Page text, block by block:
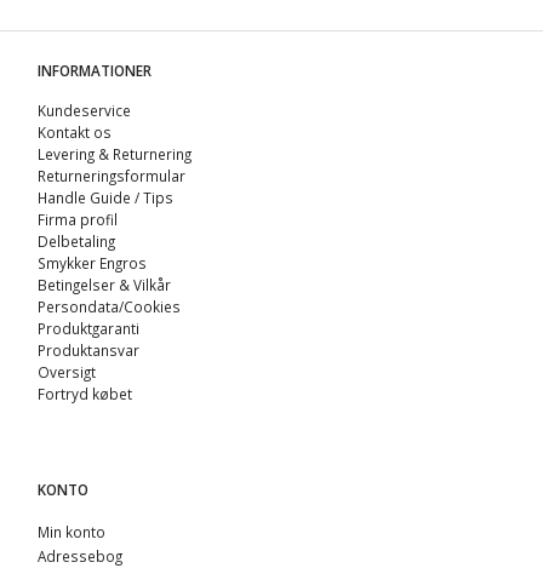
INFORMATIONER
Kundeservice
Kontakt os
Levering & Returnering
Returneringsformular
Handle Guide / Tips
Firma profil
Delbetaling
Smykker Engros
Betingelser & Vilkår
Persondata/Cookies
Produktgaranti
Produktansvar
Oversigt
Fortryd købet
KONTO
Min konto
Adressebog